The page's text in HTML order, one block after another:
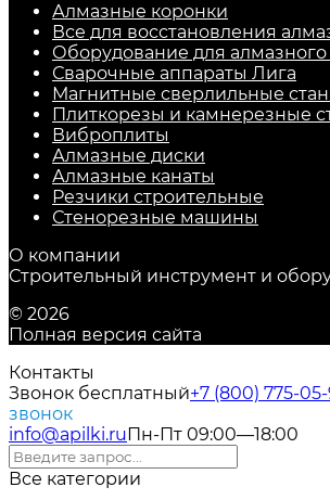
Алмазные коронки
Все для восстановления
Оборудование для
Сварочные аппараты Лига
Магнитные сверлильные
Плиткорезы и камнерезные
Виброплиты
Алмазные диски
Алмазные канаты
Резчики строительные
Стенорезные машины
О компании
Строительный инструмент и
© 2026
Полная версия сайта
Контакты
Звонок бесплатный+7 (800) 775-
звонок
info@apilki.ru Пн-Пт 09:00—18:00
Все категории